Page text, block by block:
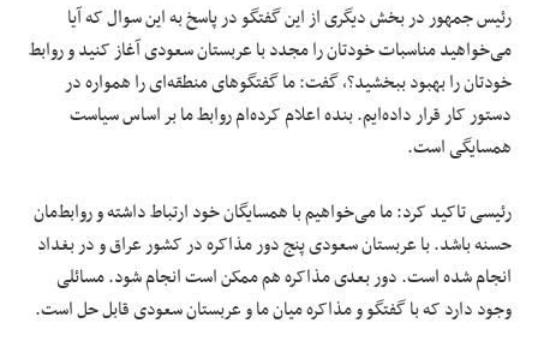
رئیس جمهور در بخش دیگری از این گفتگو در پاسخ به این سوال که آیا
می‌خواهید مناسبات خودتان را مجدد با عربستان سعودی آغاز کنید و روابط
خودتان را بهبود ببخشید؟، گفت: ما گفتگوهای منطقه‌ای را همواره در
دستور کار قرار داده‌ایم. بنده اعلام کرده‌ام روابط ما بر اساس سیاست
همسایگی است.
رئیسی تاکید کرد: ما می‌خواهیم با همسایگان خود ارتباط داشته و روابط‌مان
حسنه باشد. با عربستان سعودی پنج دور مذاکره در کشور عراق و در بغداد
انجام شده است. دور بعدی مذاکره هم ممکن است انجام شود. مسائلی
وجود دارد که با گفتگو و مذاکره میان ما و عربستان سعودی قابل حل است.